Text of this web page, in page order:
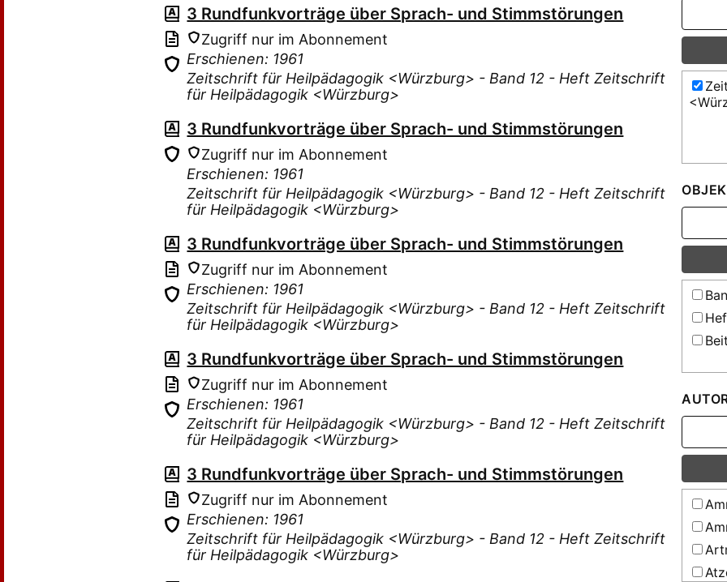
3 Rundfunkvorträge über Sprach- und Stimmstörungen
Zugriff nur im Abonnement
Erschienen: 1961
Zeitschrift für Heilpädagogik <Würzburg> - Band 12 - Heft Zeitschrift
für Heilpädagogik <Würzburg>
3 Rundfunkvorträge über Sprach- und Stimmstörungen
Zugriff nur im Abonnement
Erschienen: 1961
Zeitschrift für Heilpädagogik <Würzburg> - Band 12 - Heft Zeitschrift
für Heilpädagogik <Würzburg>
3 Rundfunkvorträge über Sprach- und Stimmstörungen
Zugriff nur im Abonnement
Erschienen: 1961
Zeitschrift für Heilpädagogik <Würzburg> - Band 12 - Heft Zeitschrift
für Heilpädagogik <Würzburg>
3 Rundfunkvorträge über Sprach- und Stimmstörungen
Zugriff nur im Abonnement
Erschienen: 1961
Zeitschrift für Heilpädagogik <Würzburg> - Band 12 - Heft Zeitschrift
für Heilpädagogik <Würzburg>
3 Rundfunkvorträge über Sprach- und Stimmstörungen
Zugriff nur im Abonnement
Erschienen: 1961
Zeitschrift für Heilpädagogik <Würzburg> - Band 12 - Heft Zeitschrift
für Heilpädagogik <Würzburg>